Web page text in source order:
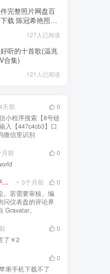
完整照片网盘百
载 陈冠希艳照门
观看
127人已阅读
听的十首歌(温兆
合集)
121人已阅读
天前
0
小程序搜索【8号链
入【447c4cb3】口
微信里识别
月前
0
一位 WordPress 评论者 3个月前
0
。若需要审核、编
问仪表盘的评论界
。
0
了 ￥2
0
果手机下载不了